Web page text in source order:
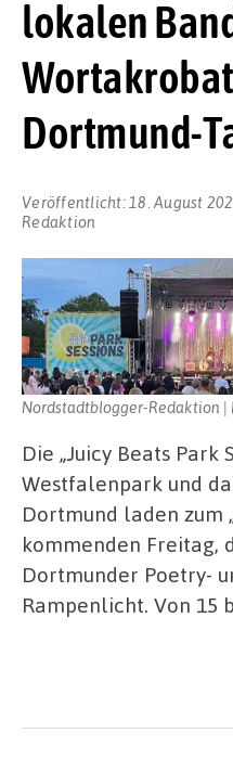
lokalen
Dortmund-
Veröffentlicht: 18. August
Redaktion
Nordstadtblogger-Redaktion
Die „Juicy Beats Park
Westfalenpark und
Dortmund laden zum
kommenden Freitag,
Dortmunder Poetry-
Rampenlicht. Von 15